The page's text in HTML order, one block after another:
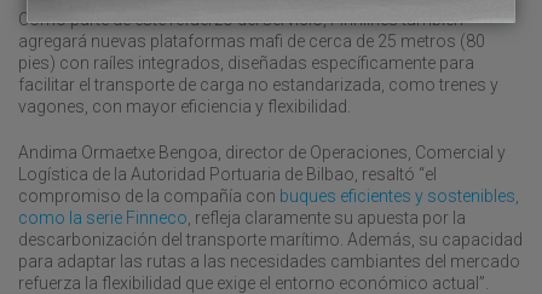
Como parte de este refuerzo del servicio, Finnlines también
agregará nuevas plataformas mafi de cerca de 25 metros (80
pies) con raíles integrados, diseñadas específicamente para
facilitar el transporte de carga no estandarizada, como trenes y
vagones, con mayor eficiencia y flexibilidad.
Andima Ormaetxe Bengoa, director de Operaciones, Comercial y
Logística de la Autoridad Portuaria de Bilbao, resaltó “el
compromiso de la compañía con buques eficientes y sostenibles,
como la serie Finneco , refleja claramente su apuesta por la
descarbonización del transporte marítimo. Además, su capacidad
para adaptar las rutas a las necesidades cambiantes del mercado
refuerza la flexibilidad que exige el entorno económico actual”.